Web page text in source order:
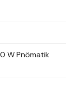
W Pnömatik